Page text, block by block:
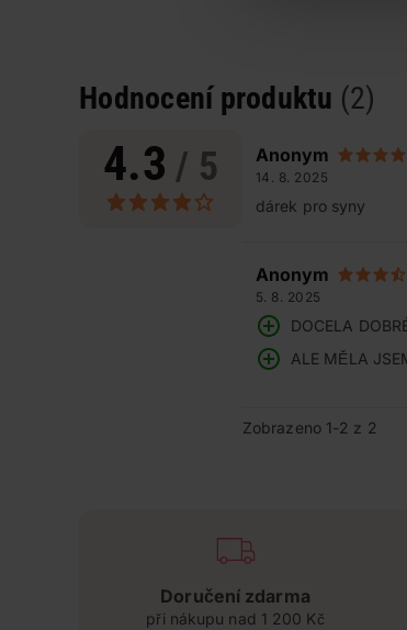
Hodnocení produktu (2)
4.3 / 5 Anonym
14. 8. 2025
dárek pro syny
Anonym
5. 8. 2025
DOCELA
ALE MĚLA
Zobrazeno 1-2 z 2
Doručení zdarma
při nákupu nad 1 200 Kč